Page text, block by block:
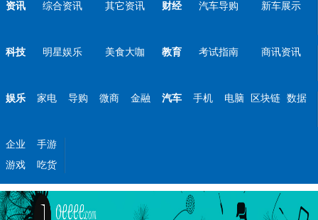
资讯 综合资讯 其它资讯 财经 汽车导购 新车展示
科技 明星娱乐 美食大咖 教育 考试指南 商讯资讯
娱乐 家电 导购 微商 金融 汽车 手机 电脑 区块链 数据
企业
手游
游戏
吃货